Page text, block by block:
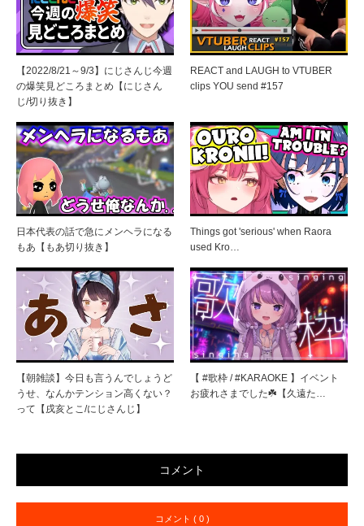
【2022/8/21～9/3】にじさんじ今週
の爆笑見どころまとめ【にじさん
じ/切り抜き】
REACT and LAUGH to VTUBER
clips YOU send #157
日本代表の話で急にメンヘラになる
もあ【もあ切り抜き】
Things got 'serious' when Raora
used Kro…
【朝雑談】今日も言うんでしょうど
うせ、なんかテンション高くない？
って【戌亥とこ/にじさんじ】
【 #歌枠 / #KARAOKE 】イベント
お疲れさまでした☘️【久遠た…
コメント
コメント ( 0 )